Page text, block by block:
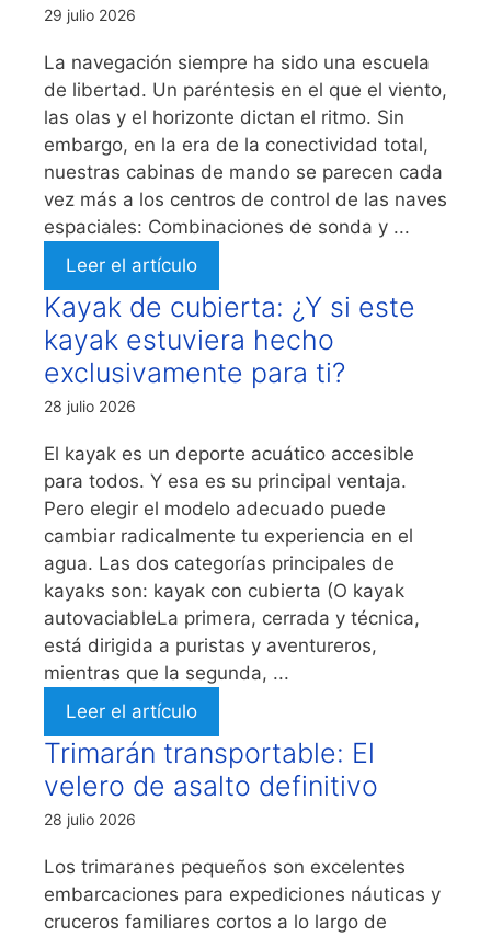
29 julio 2026
La navegación siempre ha sido una escuela
de libertad. Un paréntesis en el que el viento,
las olas y el horizonte dictan el ritmo. Sin
embargo, en la era de la conectividad total,
nuestras cabinas de mando se parecen cada
vez más a los centros de control de las naves
espaciales: Combinaciones de sonda y ...
Leer el artículo
Kayak de cubierta: ¿Y si este
kayak estuviera hecho
exclusivamente para ti?
28 julio 2026
El kayak es un deporte acuático accesible
para todos. Y esa es su principal ventaja.
Pero elegir el modelo adecuado puede
cambiar radicalmente tu experiencia en el
agua. Las dos categorías principales de
kayaks son: kayak con cubierta (O kayak
autovaciableLa primera, cerrada y técnica,
está dirigida a puristas y aventureros,
mientras que la segunda, ...
Leer el artículo
Trimarán transportable: El
velero de asalto definitivo
28 julio 2026
Los trimaranes pequeños son excelentes
embarcaciones para expediciones náuticas y
cruceros familiares cortos a lo largo de